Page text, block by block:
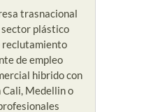
trasnacional
plástico
reclutamiento
de empleo
hibrido con
Medellin o